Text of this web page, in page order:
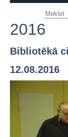
2016
Bibliotēkā
12.08.2016